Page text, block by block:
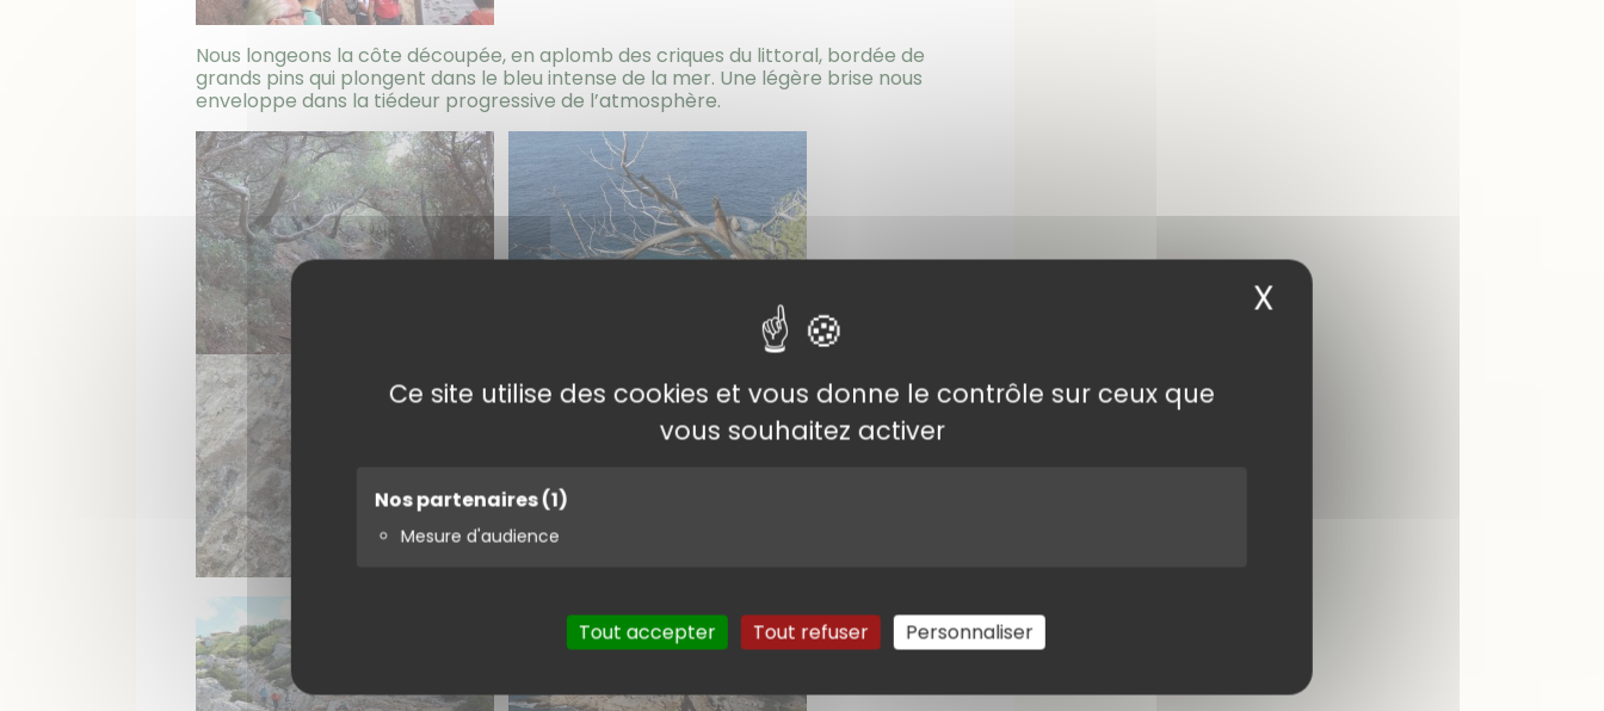
Ce site utilise des cookies et vous donne le contrôle sur ceux que
vous souhaitez activer
Nos partenaires(1)
Mesure d'audience
Tout accepter Tout refuser Personnaliser
X
Nous longeons la côte découpée, en aplomb des criques du littoral, bordée de
grands pins qui plongent dans le bleu intense de la mer. Une légère brise nous
enveloppe dans la tiédeur progressive de l’atmosphère.